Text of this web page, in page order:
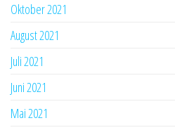
Oktober 2021
August 2021
Juli 2021
Juni 2021
Mai 2021